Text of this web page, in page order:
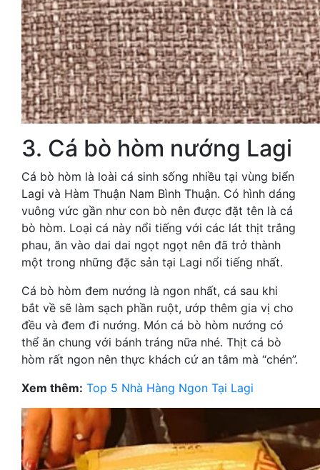
3. Cá bò hòm nướng Lagi
Cá bò hòm là loài cá sinh sống nhiều tại vùng biển
Lagi và Hàm Thuận Nam Bình Thuận. Có hình dáng
vuông vức gần như con bò nên được đặt tên là cá
bò hòm. Loại cá này nổi tiếng với các lát thịt trắng
phau, ăn vào dai dai ngọt ngọt nên đã trở thành
một trong những đặc sản tại Lagi nổi tiếng nhất.
Cá bò hòm đem nướng là ngon nhất, cá sau khi
bắt về sẽ làm sạch phần ruột, ướp thêm gia vị cho
đều và đem đi nướng. Món cá bò hòm nướng có
thể ăn chung với bánh tráng nữa nhé. Thịt cá bò
hòm rất ngon nên thực khách cứ an tâm mà “chén”.
Xem thêm: Top 5 Nhà Hàng Ngon Tại Lagi